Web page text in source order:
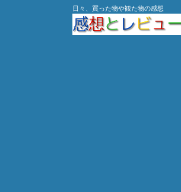
日々、買った物や観た物の感想